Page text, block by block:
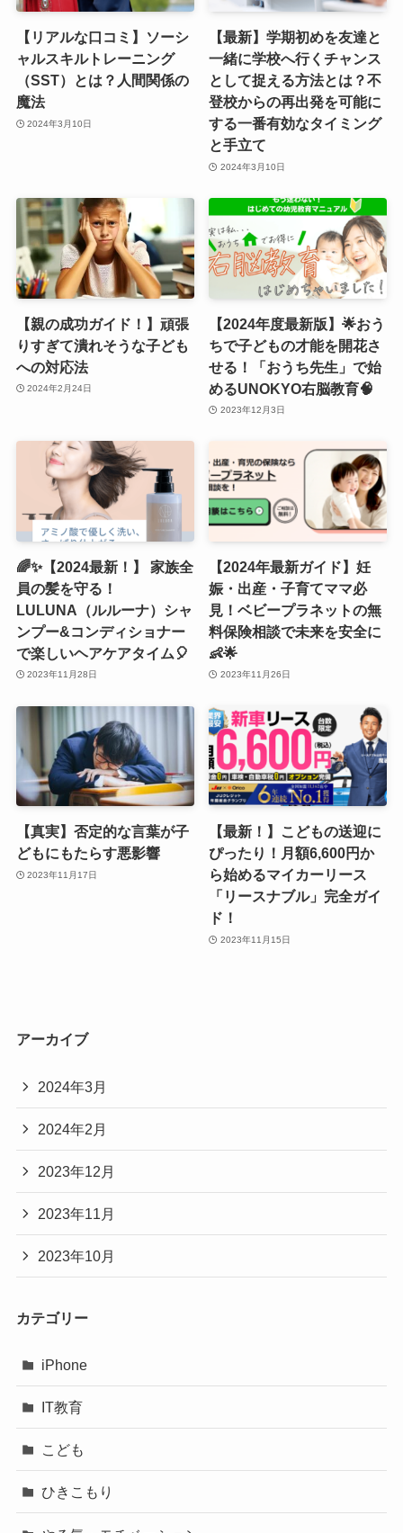
【リアルな口コミ】ソーシ
ャルスキルトレーニング
（SST）とは？人間関係の
魔法
2024年3月10日
【最新】学期初めを友達と
一緒に学校へ行くチャンス
として捉える方法とは？不
登校からの再出発を可能に
する一番有効なタイミング
と手立て
2024年3月10日
【親の成功ガイド！】頑張
りすぎて潰れそうな子ども
への対応法
2024年2月24日
【2024年度最新版】🌟おう
ちで子どもの才能を開花さ
せる！「おうち先生」で始
めるUNOKYO右脳教育🧠
2023年12月3日
🌈✨【2024最新！】 家族全
員の髪を守る！
LULUNA（ルルーナ）シャ
ンプー&コンディショナー
で楽しいヘアケアタイム🎈
2023年11月28日
【2024年最新ガイド】妊
娠・出産・子育てママ必
見！ベビープラネットの無
料保険相談で未来を安全に
👶🌟
2023年11月26日
【真実】否定的な言葉が子
どもにもたらす悪影響
2023年11月17日
【最新！】こどもの送迎に
ぴったり！月額6,600円か
ら始めるマイカーリース
「リースナブル」完全ガイ
ド！
2023年11月15日
アーカイブ
2024年3月
2024年2月
2023年12月
2023年11月
2023年10月
カテゴリー
iPhone
IT教育
こども
ひきこもり